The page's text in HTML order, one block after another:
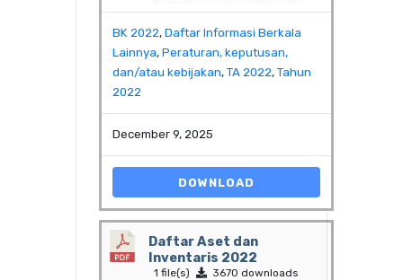
BK 2022, Daftar Informasi Berkala
Lainnya, Peraturan, keputusan,
dan/atau kebijakan, TA 2022, Tahun
2022
December 9, 2025
DOWNLOAD
Daftar Aset dan
Inventaris 2022
1 file(s) 3670 downloads